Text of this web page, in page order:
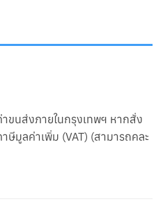
ขนส่งภายในกรุงเทพฯ หากสั่ง
มูลค่าเพิ่ม (VAT) (สามารถคละ